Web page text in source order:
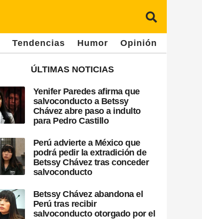
Tendencias Humor Opinión
ÚLTIMAS NOTICIAS
Yenifer Paredes afirma que
salvoconducto a Betssy
Chávez abre paso a indulto
para Pedro Castillo
Perú advierte a México que
podrá pedir la extradición de
Betssy Chávez tras conceder
salvoconducto
Betssy Chávez abandona el
Perú tras recibir
salvoconducto otorgado por el